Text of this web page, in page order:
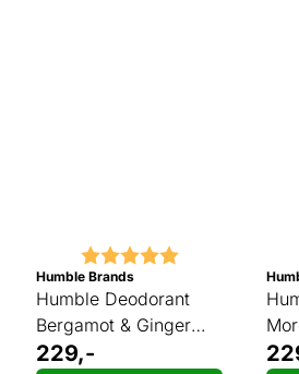
Karakter: 5.0 av 5 mulige
Humble Brands
Humble Deodorant
Bergamot & Ginger
stift 70g
229,-
70g